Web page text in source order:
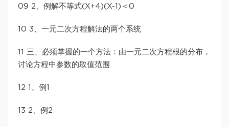
09 2、例解不等式(X+4)(X-1)＜0
10 3、一元二次方程解法的两个系统
11 三、必须掌握的一个方法：由一元二次方程根的分布，
讨论方程中参数的取值范围
12 1、例1
13 2、例2